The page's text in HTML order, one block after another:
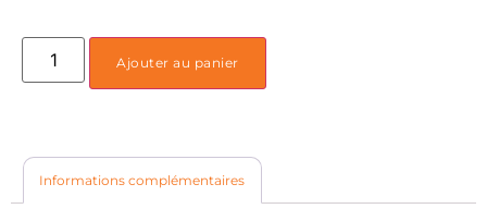
Ajouter au panier
Informations complémentaires